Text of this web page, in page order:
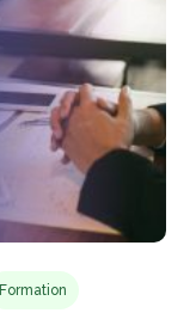
Formation